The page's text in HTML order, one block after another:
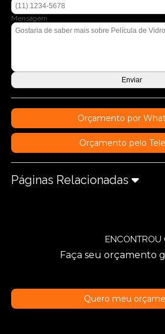
Mensagem
Orçamento por
Orçamento pelo
Páginas Relacionadas
ENCONTROU
Faça seu orçamento
Quero meu